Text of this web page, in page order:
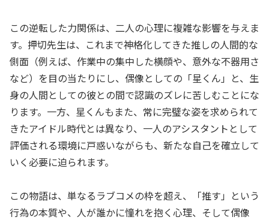
この逆転した力関係は、二人の心理に複雑な影響を与えま
す。押切先生は、これまで神格化してきた推しの人間的な
側面（例えば、作業中の集中した横顔や、意外な不器用さ
など）を目の当たりにし、偶像としての「星くん」と、生
身の人間としての彼との間で認識のズレに苦しむことにな
ります。一方、星くんもまた、常に完璧な姿を求められて
きたアイドル時代とは異なり、一人のアシスタントとして
評価される環境に戸惑いながらも、新たな自己を確立して
いく必要に迫られます。
この物語は、単なるラブコメの枠を超え、「推す」という
行為の本質や、人が誰かに憧れを抱く心理、そして偶像